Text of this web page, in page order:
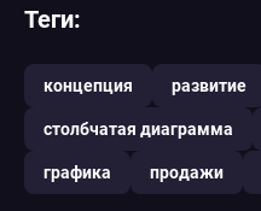
Теги:
концепция развитие
столбчатая диаграмма
графика продажи